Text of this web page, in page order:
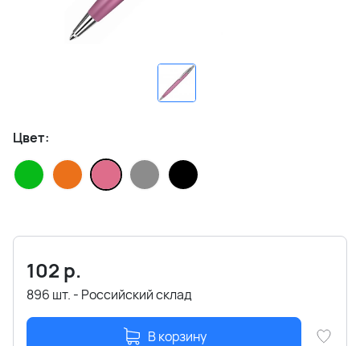
Цвет:
102 р.
896 шт. - Российский склад
В корзину